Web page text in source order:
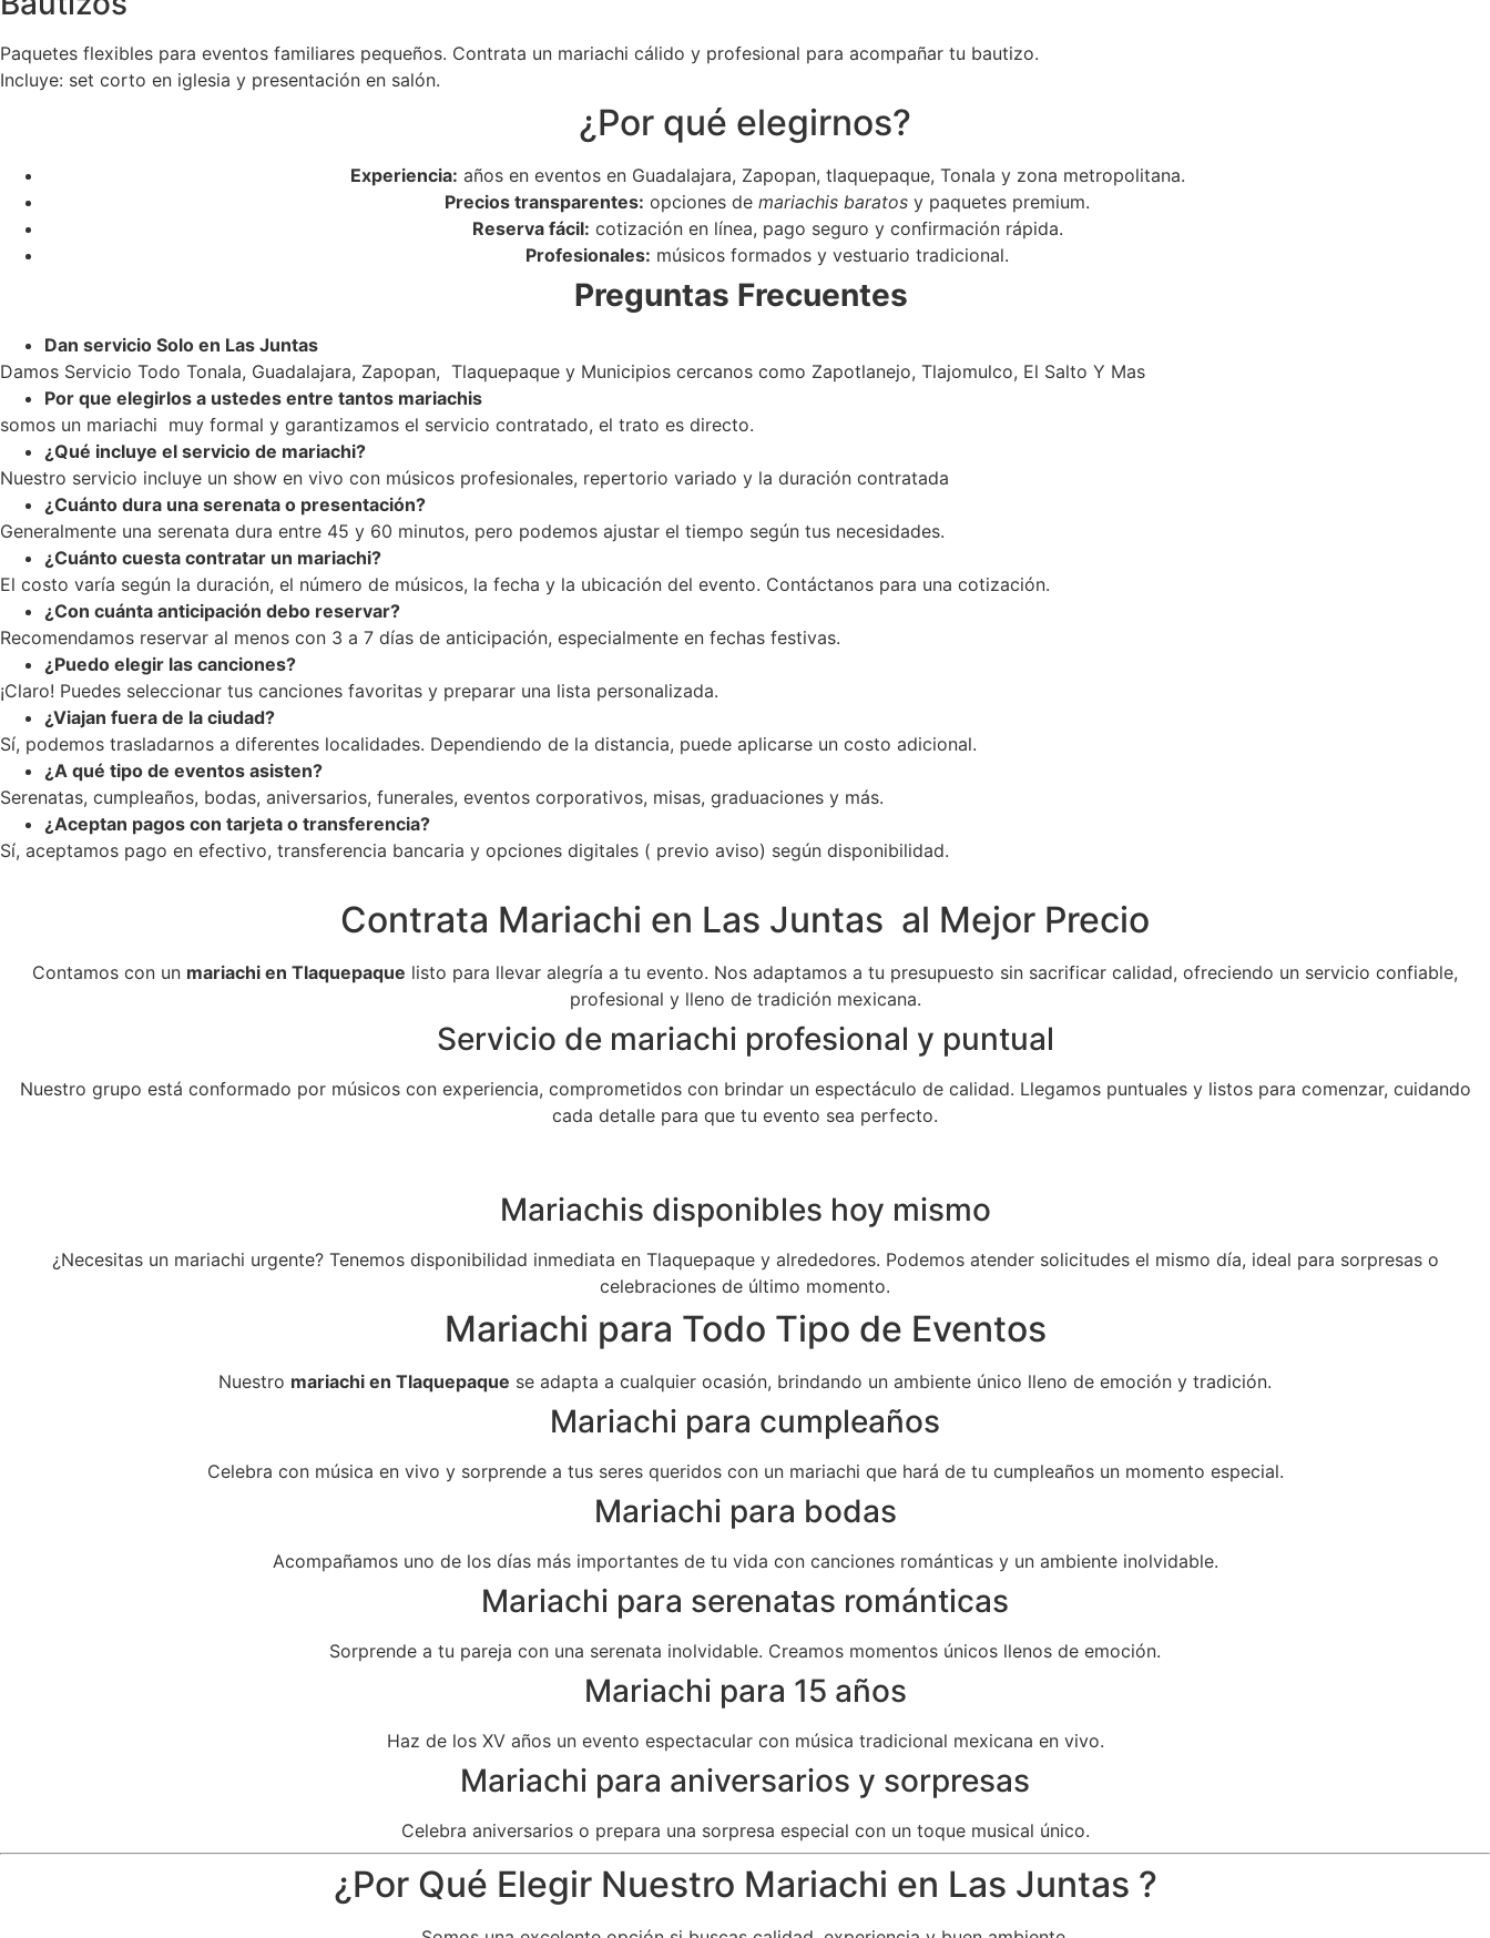
Paquetes flexibles para eventos familiares pequeños. Contrata un mariachi cálido y profesional para acompañar tu bautizo.
Incluye: set corto en iglesia y presentación en salón.
¿Por qué elegirnos?
Experiencia: años en eventos en Guadalajara, Zapopan, tlaquepaque, Tonala y zona metropolitana.
Precios transparentes: opciones de mariachis baratos y paquetes premium.
Reserva fácil: cotización en línea, pago seguro y confirmación rápida.
Profesionales: músicos formados y vestuario tradicional.
Preguntas Frecuentes
Dan servicio Solo en Las Juntas
Damos Servicio Todo Tonala, Guadalajara, Zapopan, Tlaquepaque y Municipios cercanos como Zapotlanejo, Tlajomulco, El Salto Y Mas
Por que elegirlos a ustedes entre tantos mariachis
somos un mariachi muy formal y garantizamos el servicio contratado, el trato es directo.
¿Qué incluye el servicio de mariachi?
Nuestro servicio incluye un show en vivo con músicos profesionales, repertorio variado y la duración contratada
¿Cuánto dura una serenata o presentación?
Generalmente una serenata dura entre 45 y 60 minutos, pero podemos ajustar el tiempo según tus necesidades.
¿Cuánto cuesta contratar un mariachi?
El costo varía según la duración, el número de músicos, la fecha y la ubicación del evento. Contáctanos para una cotización.
¿Con cuánta anticipación debo reservar?
Recomendamos reservar al menos con 3 a 7 días de anticipación, especialmente en fechas festivas.
¿Puedo elegir las canciones?
¡Claro! Puedes seleccionar tus canciones favoritas y preparar una lista personalizada.
¿Viajan fuera de la ciudad?
Sí, podemos trasladarnos a diferentes localidades. Dependiendo de la distancia, puede aplicarse un costo adicional.
¿A qué tipo de eventos asisten?
Serenatas, cumpleaños, bodas, aniversarios, funerales, eventos corporativos, misas, graduaciones y más.
¿Aceptan pagos con tarjeta o transferencia?
Sí, aceptamos pago en efectivo, transferencia bancaria y opciones digitales ( previo aviso) según disponibilidad.
Contrata Mariachi en Las Juntas al Mejor Precio
Contamos con un mariachi en Tlaquepaque listo para llevar alegría a tu evento. Nos adaptamos a tu presupuesto sin sacrificar calidad, ofreciendo un servicio confiable,
profesional y lleno de tradición mexicana.
Servicio de mariachi profesional y puntual
Nuestro grupo está conformado por músicos con experiencia, comprometidos con brindar un espectáculo de calidad. Llegamos puntuales y listos para comenzar, cuidando
cada detalle para que tu evento sea perfecto.
Mariachis disponibles hoy mismo
¿Necesitas un mariachi urgente? Tenemos disponibilidad inmediata en Tlaquepaque y alrededores. Podemos atender solicitudes el mismo día, ideal para sorpresas o
celebraciones de último momento.
Mariachi para Todo Tipo de Eventos
Nuestro mariachi en Tlaquepaque se adapta a cualquier ocasión, brindando un ambiente único lleno de emoción y tradición.
Mariachi para cumpleaños
Celebra con música en vivo y sorprende a tus seres queridos con un mariachi que hará de tu cumpleaños un momento especial.
Mariachi para bodas
Acompañamos uno de los días más importantes de tu vida con canciones románticas y un ambiente inolvidable.
Mariachi para serenatas románticas
Sorprende a tu pareja con una serenata inolvidable. Creamos momentos únicos llenos de emoción.
Mariachi para 15 años
Haz de los XV años un evento espectacular con música tradicional mexicana en vivo.
Mariachi para aniversarios y sorpresas
Celebra aniversarios o prepara una sorpresa especial con un toque musical único.
¿Por Qué Elegir Nuestro Mariachi en Las Juntas ?